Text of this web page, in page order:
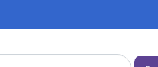
Buscar